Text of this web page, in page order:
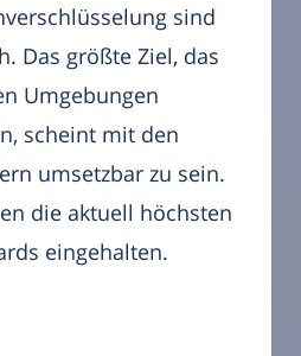
sind
Das größte Ziel, das
Umgebungen
scheint mit den
umsetzbar zu sein.
die aktuell höchsten
eingehalten.